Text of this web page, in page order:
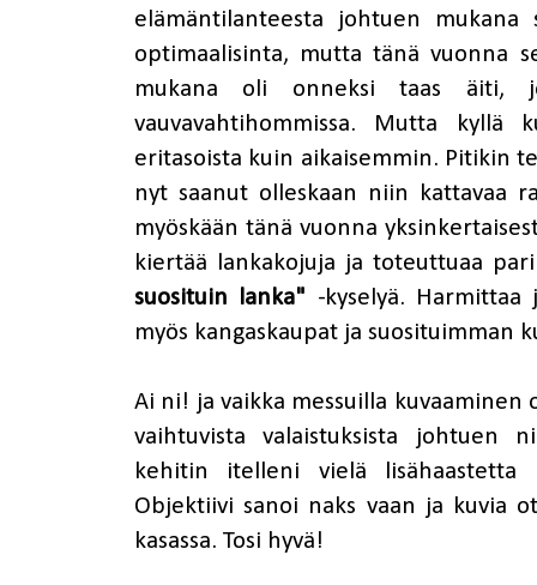
elämäntilanteesta johtuen
optimaalisinta, mutta tänä vuonna
mukana oli onneksi taas äiti,
vauvavahtihommissa. Mutta
eritasoista kuin aikaisemmin. Pitikin
nyt saanut olleskaan niin kattavaa
myöskään tänä vuonna
kiertää lankakojuja ja toteuttuaa
suosituin lanka" -kyselyä.
myös kangaskaupat ja suosituimman
Ai ni! ja vaikka messuilla
vaihtuvista valaistuksista johtuen
kehitin itelleni vielä lisähaastetta
Objektiivi sanoi naks vaan ja kuvia
kasassa. Tosi hyvä!